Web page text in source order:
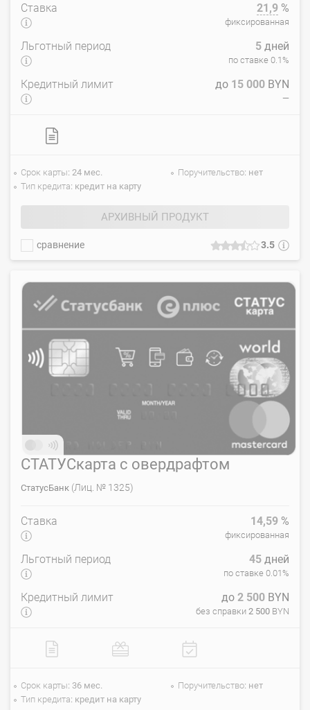
3.5
сравнение
Ставка 21,9 %
фиксированная
Льготный период 5 дней
по ставке 0.1%
Кредитный лимит до 15 000 BYN
—
АРХИВНЫЙ ПРОДУКТ
Срок карты 24 мес.
Тип кредита кредит на карту
Поручительство нет
СТАТУСкарта с овердрафтом
СтатусБанк (Лиц. № 1325)
Ставка 14,59 %
фиксированная
Льготный период 45 дней
по ставке 0.01%
Кредитный лимит до 2 500 BYN
без справки 2 500 BYN
Срок карты 36 мес.
Тип кредита кредит на карту
Поручительство нет